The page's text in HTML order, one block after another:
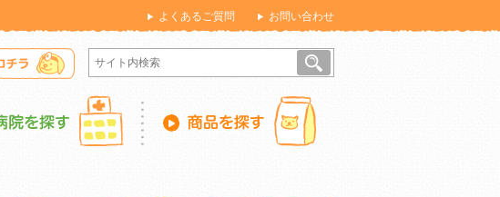
よくあるご質問 お問い合わせ